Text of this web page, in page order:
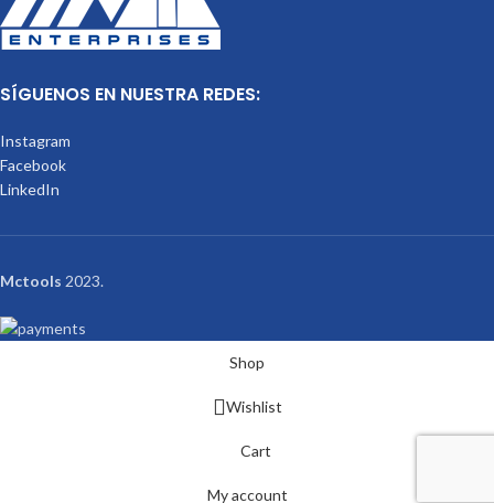
SÍGUENOS EN NUESTRA REDES:
Instagram
Facebook
LinkedIn
Mctools 2023.
Shop
Wishlist
Cart
My account